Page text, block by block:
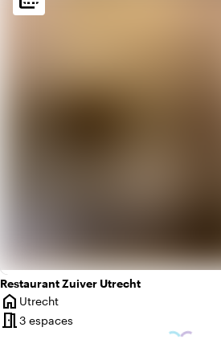
Restaurant Zuiver Utrecht
home
Ville
Utrecht
meeting_room3 espaces